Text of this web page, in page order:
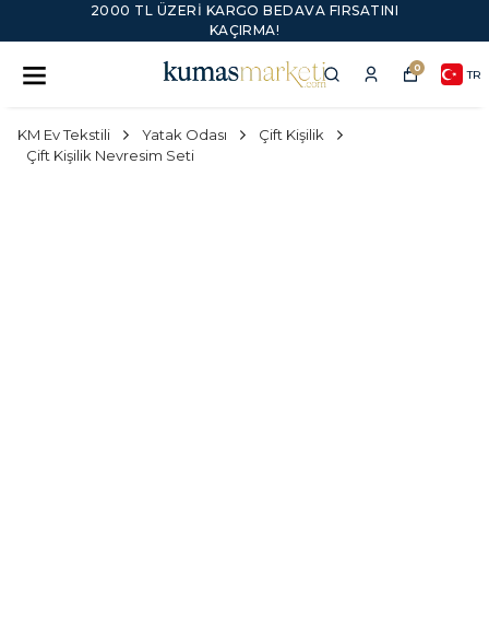
2000 TL ÜZERI KARGO BEDAVA FIRSATINI
KAÇIRMA!
0 TR
KM Ev Tekstili Yatak Odası
Çift Kişilik
Çift Kişilik Nevresim Seti